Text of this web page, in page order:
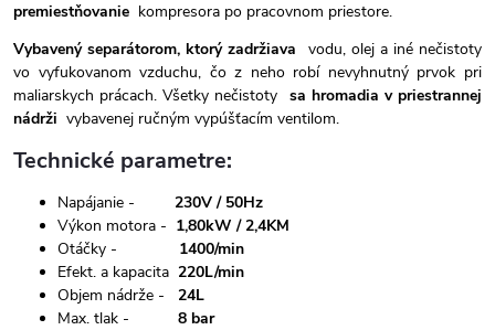
premiestňovanie kompresora po pracovnom priestore.
Vybavený separátorom, ktorý zadržiava vodu, olej a iné nečistoty
vo vyfukovanom vzduchu, čo z neho robí nevyhnutný prvok pri
maliarskych prácach. Všetky nečistoty sa hromadia v priestrannej
nádrži vybavenej ručným vypúšťacím ventilom.
Technické parametre:
Napájanie - 230V / 50Hz
Výkon motora - 1,80kW / 2,4KM
Otáčky - 1400/min
Efekt. a kapacita 220L/min
Objem nádrže -
24L
Max. tlak -
8 bar